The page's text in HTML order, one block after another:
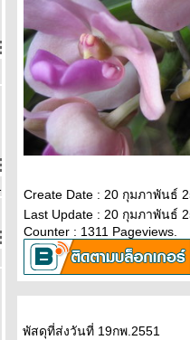
Create Date : 20 กุมภาพันธ์
Last Update : 20 กุมภาพันธ์
Counter : 1311 Pageviews.
พัสดุที่ส่งวันที่ 19กพ.2551